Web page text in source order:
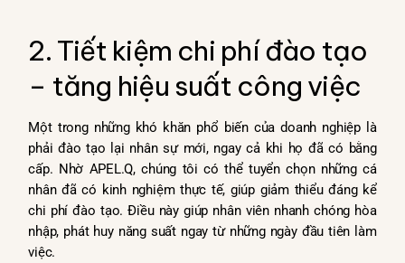
2. Tiết kiệm chi phí đào tạo
– tăng hiệu suất công việc
Một trong những khó khăn phổ biến của doanh nghiệp là
phải đào tạo lại nhân sự mới, ngay cả khi họ đã có bằng
cấp. Nhờ APEL.Q, chúng tôi có thể tuyển chọn những cá
nhân đã có kinh nghiệm thực tế, giúp giảm thiểu đáng kể
chi phí đào tạo. Điều này giúp nhân viên nhanh chóng hòa
nhập, phát huy năng suất ngay từ những ngày đầu tiên làm
việc.